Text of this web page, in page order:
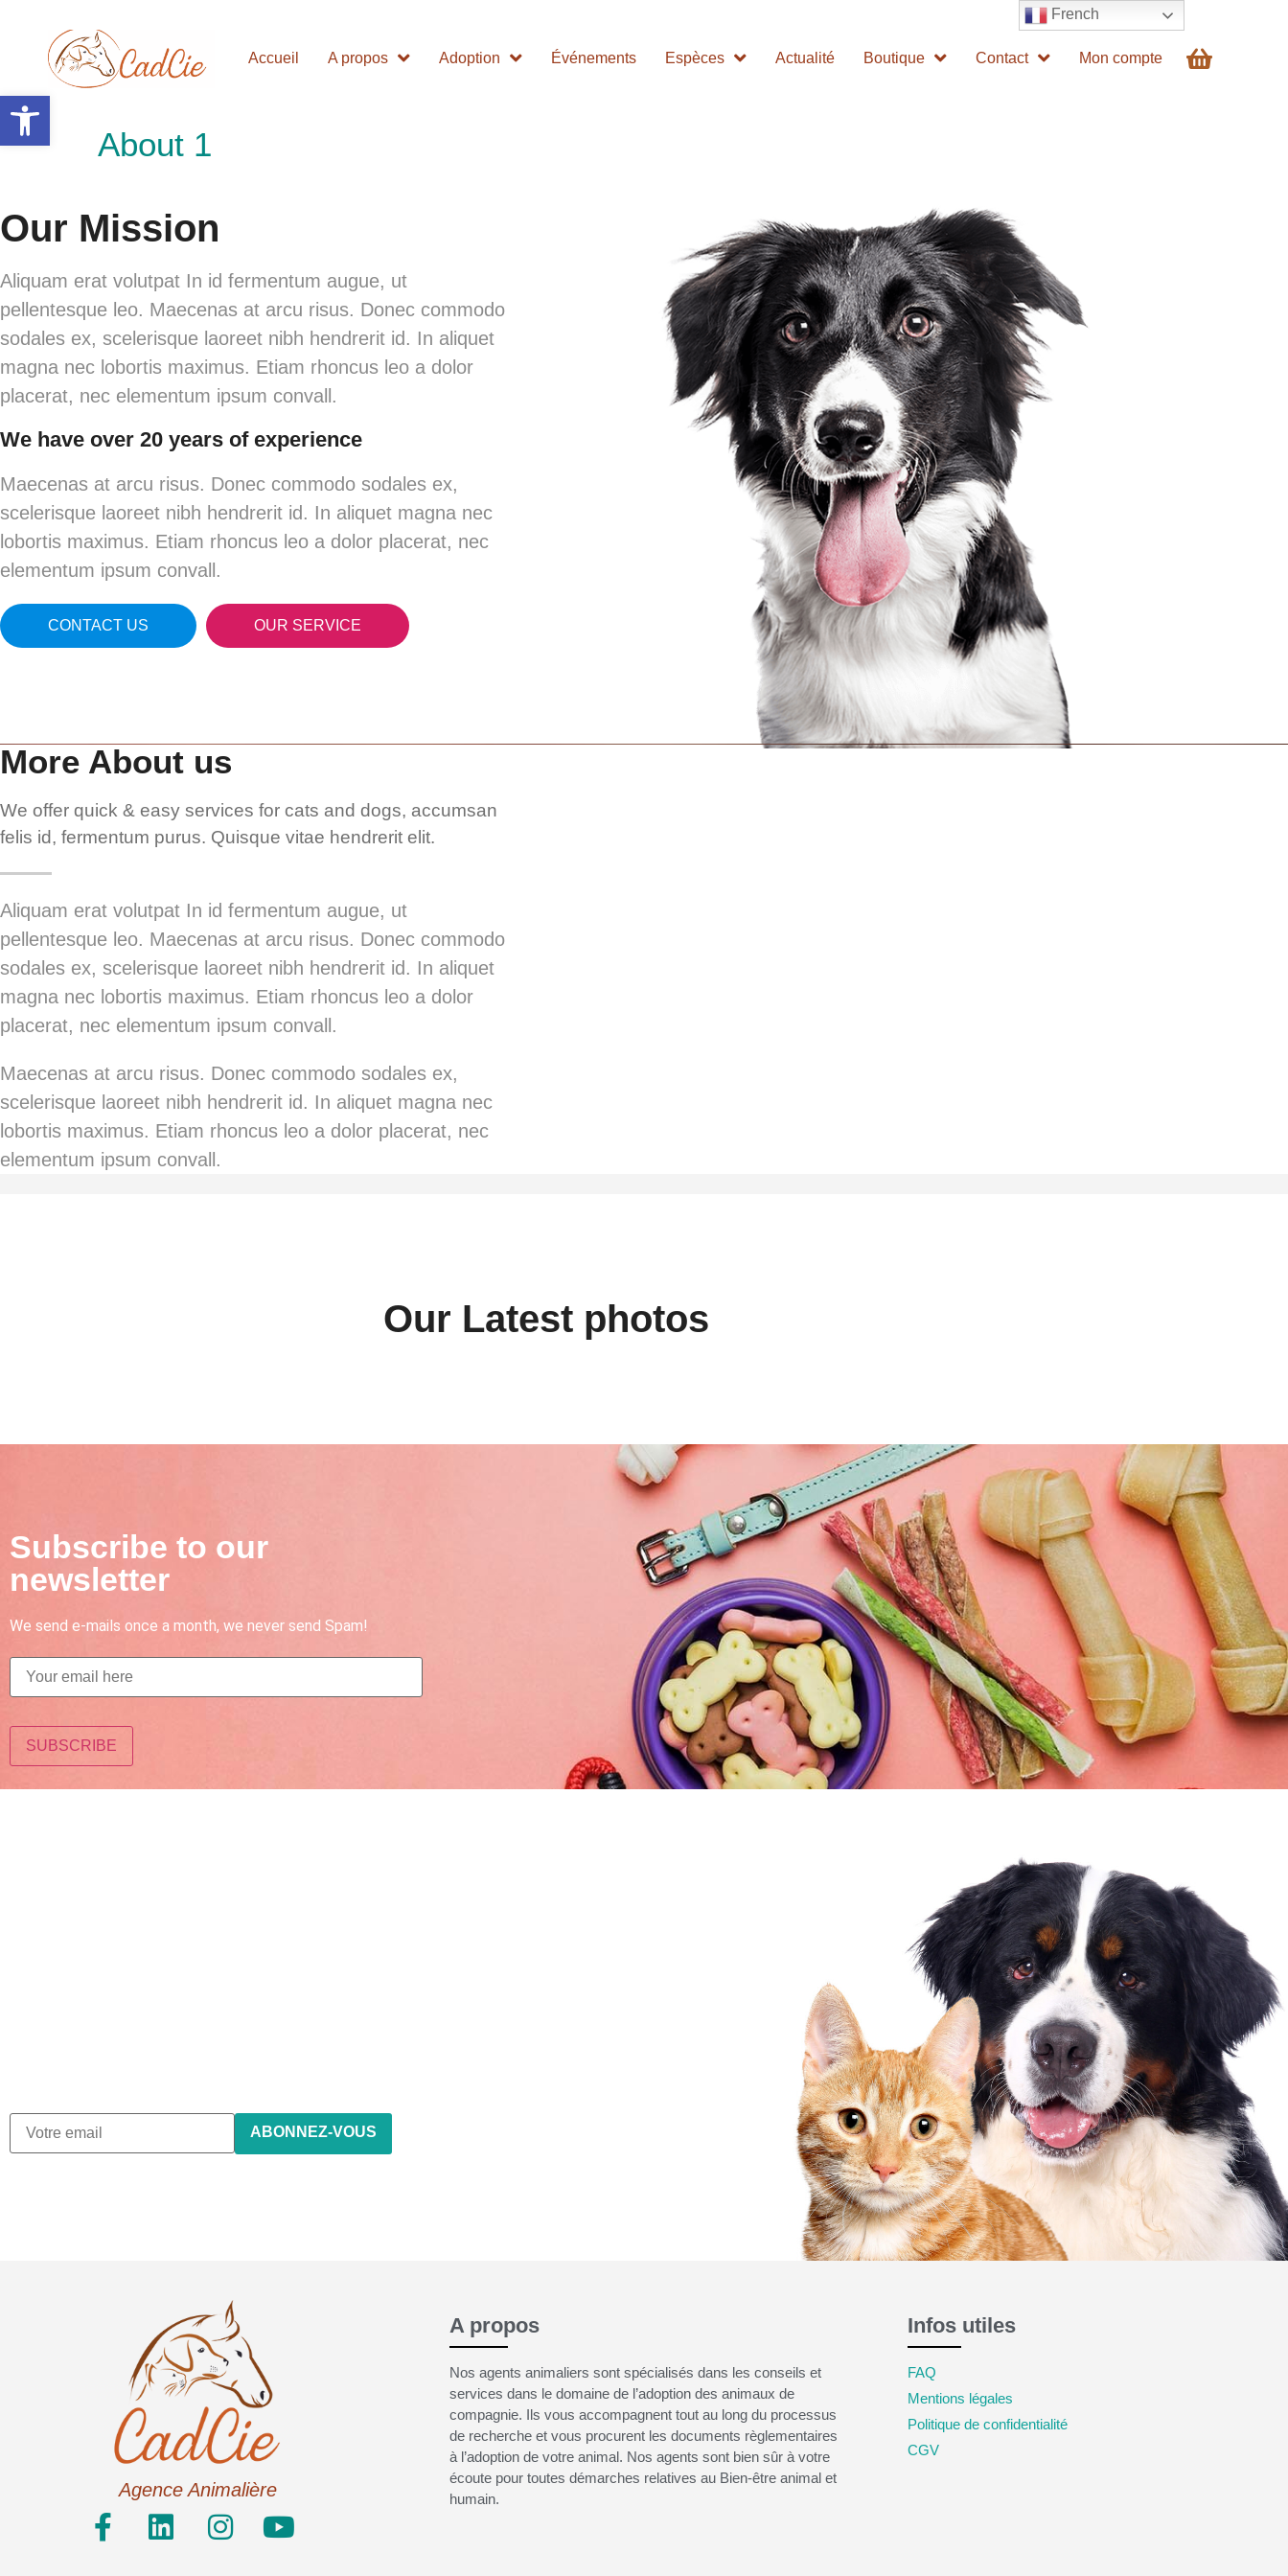
Ouvrir la barre d’outils
Accueil A propos Adoption Événements Espèces Actualité Boutique Contact Mon compte
About 1
Our Mission
Aliquam erat volutpat In id fermentum augue, ut
pellentesque leo. Maecenas at arcu risus. Donec commodo
sodales ex, scelerisque laoreet nibh hendrerit id. In aliquet
magna nec lobortis maximus. Etiam rhoncus leo a dolor
placerat, nec elementum ipsum convall.
We have over 20 years of experience
Maecenas at arcu risus. Donec commodo sodales ex,
scelerisque laoreet nibh hendrerit id. In aliquet magna nec
lobortis maximus. Etiam rhoncus leo a dolor placerat, nec
elementum ipsum convall.
CONTACT US OUR SERVICE
More About us
We offer quick & easy services for cats and dogs, accumsan
felis id, fermentum purus. Quisque vitae hendrerit elit.
Aliquam erat volutpat In id fermentum augue, ut
pellentesque leo. Maecenas at arcu risus. Donec commodo
sodales ex, scelerisque laoreet nibh hendrerit id. In aliquet
magna nec lobortis maximus. Etiam rhoncus leo a dolor
placerat, nec elementum ipsum convall.
Maecenas at arcu risus. Donec commodo sodales ex,
scelerisque laoreet nibh hendrerit id. In aliquet magna nec
lobortis maximus. Etiam rhoncus leo a dolor placerat, nec
elementum ipsum convall.
Our Latest photos
Subscribe to our
newsletter
We send e-mails once a month, we never send Spam!
Agence Animalière
A propos
Nos agents animaliers sont spécialisés dans les conseils et
services dans le domaine de l’adoption des animaux de
compagnie. Ils vous accompagnent tout au long du processus
de recherche et vous procurent les documents règlementaires
à l’adoption de votre animal. Nos agents sont bien sûr à votre
écoute pour toutes démarches relatives au Bien-être animal et
humain.
Infos utiles
FAQ
Mentions légales
Politique de confidentialité
CGV
French